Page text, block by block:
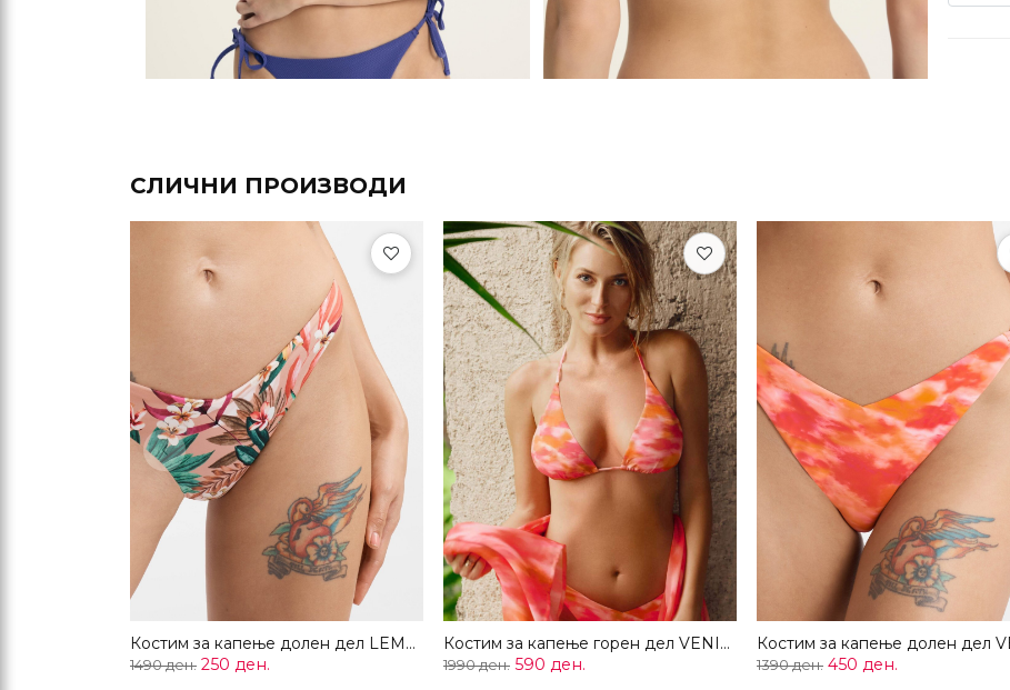
СЛИЧНИ ПРОИЗВОДИ
Костим за капење долен дел LEMONADE
1490 ден. 250 ден.
Костим за капење горен дел VENICE
1990 ден. 590 ден. 1390 ден. 450 ден.
Previous